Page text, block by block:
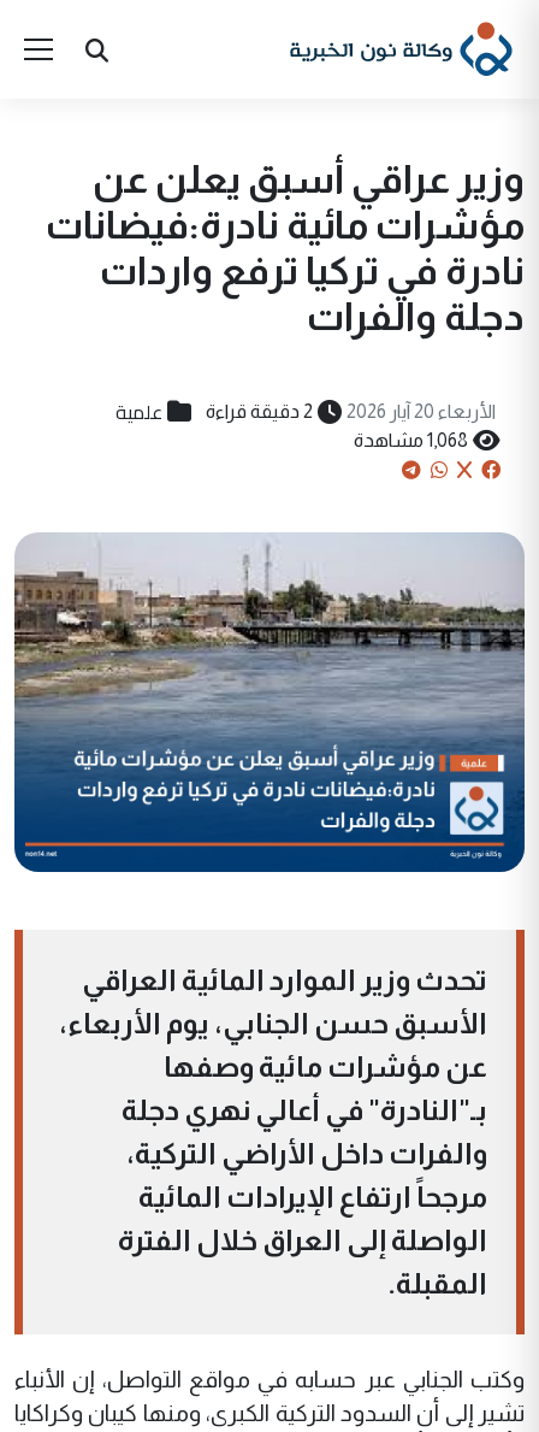
وزير عراقي أسبق يعلن عن
مؤشرات مائية نادرة:فيضانات
نادرة في تركيا ترفع واردات
دجلة والفرات
الأربعاء 20 آيار 2026 2 دقيقة قراءة علمية
1,068 مشاهدة
تحدث وزير الموارد المائية العراقي
الأسبق حسن الجنابي، يوم الأربعاء،
عن مؤشرات مائية وصفها
بـ"النادرة" في أعالي نهري دجلة
والفرات داخل الأراضي التركية،
مرجحاً ارتفاع الإيرادات المائية
الواصلة إلى العراق خلال الفترة
المقبلة.
وكتب الجنابي عبر حسابه في مواقع التواصل، إن الأنباء
تشير إلى أن السدود التركية الكبرى، ومنها كيبان وكراكايا